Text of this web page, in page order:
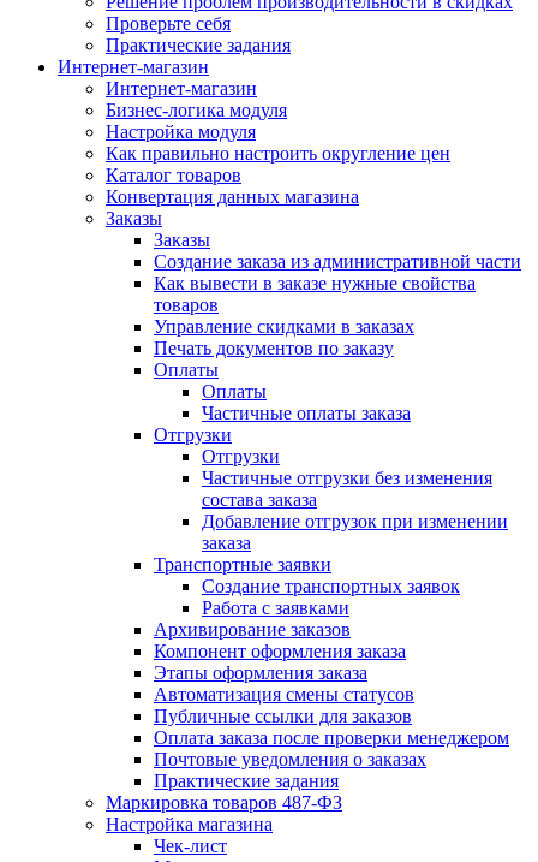
Проверьте себя
Практические задания
Интернет-магазин
Интернет-магазин
Бизнес-логика модуля
Настройка модуля
Как правильно настроить округление цен
Каталог товаров
Конвертация данных магазина
Заказы
Заказы
Создание заказа из административной части
Как вывести в заказе нужные свойства
товаров
Управление скидками в заказах
Печать документов по заказу
Оплаты
Оплаты
Частичные оплаты заказа
Отгрузки
Отгрузки
Частичные отгрузки без изменения
состава заказа
Добавление отгрузок при изменении
заказа
Транспортные заявки
Создание транспортных заявок
Работа с заявками
Архивирование заказов
Компонент оформления заказа
Этапы оформления заказа
Автоматизация смены статусов
Публичные ссылки для заказов
Оплата заказа после проверки менеджером
Почтовые уведомления о заказах
Практические задания
Маркировка товаров 487-ФЗ
Настройка магазина
Чек-лист